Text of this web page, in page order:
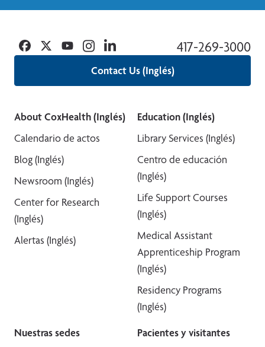
Contact Us (Inglés)
417-269-3000
Facebook
TwitterYouTubeInstagramLinkedin
About CoxHealth (Inglés)
Calendario de actos
Blog (Inglés)
Newsroom (Inglés)
Center for Research
(Inglés)
Alertas (Inglés)
Education (Inglés)
Library Services (Inglés)
Centro de educación
(Inglés)
Life Support Courses
(Inglés)
Medical Assistant
Apprenticeship Program
(Inglés)
Residency Programs
(Inglés)
Nuestras sedes
Pacientes y visitantes